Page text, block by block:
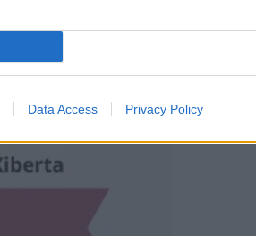
Data Access Privacy Policy